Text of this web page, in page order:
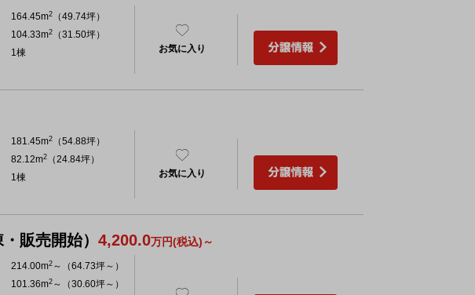
164.45m2
（49.74坪）
104.33m2
（31.50坪）
1棟 お気に入り
181.45m2
（54.88坪）
82.12m2
（24.84坪）
1棟 お気に入り
販売開始） 4,200.0万円(税込)～
214.00m2 ～（64.73坪～）
101.36m2 ～（30.60坪～）